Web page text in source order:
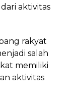
aktivitas
rakyat
salah
memiliki
aktivitas